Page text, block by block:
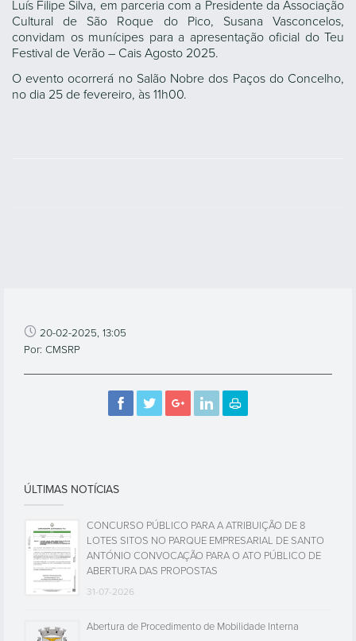
Luís Filipe Silva, em parceria com a Presidente da Associação
Cultural de São Roque do Pico, Susana Vasconcelos,
convidam os munícipes para a apresentação oficial do Teu
Festival de Verão – Cais Agosto 2025.
O evento ocorrerá no Salão Nobre dos Paços do Concelho,
no dia 25 de fevereiro, às 11h00.
20-02-2025, 13:05
Por: CMSRP
ÚLTIMAS NOTÍCIAS
CONCURSO PÚBLICO PARA A ATRIBUIÇÃO DE 8
LOTES SITOS NO PARQUE EMPRESARIAL DE SANTO
ANTÓNIO CONVOCAÇÃO PARA O ATO PÚBLICO DE
ABERTURA DAS PROPOSTAS
31-07-2026
Abertura de Procedimento de Mobilidade Interna